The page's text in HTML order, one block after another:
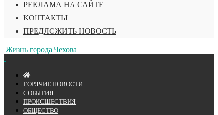
РЕКЛАМА НА САЙТЕ
КОНТАКТЫ
ПРЕДЛОЖИТЬ НОВОСТЬ
Жизнь города Чехова
ГОРЯЧИЕ НОВОСТИ
СОБЫТИЯ
ПРОИСШЕСТВИЯ
ОБЩЕСТВО